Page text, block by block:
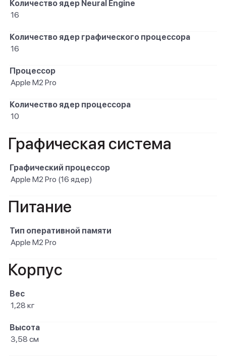
Количество ядер Neural Engine
16
Количество ядер графического процессора
16
Процессор
Apple M2 Pro
Количество ядер процессора
10
Графическая система
Графический процессор
Apple M2 Pro (16 ядер)
Питание
Тип оперативной памяти
Apple M2 Pro
Корпус
Вес
1,28 кг
Высота
3,58 см